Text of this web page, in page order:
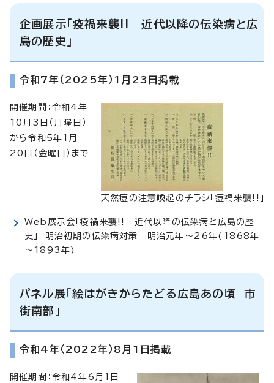
企画展示「疫禍来襲!! 近代以降の伝染病と広
島の歴史」
令和7年（2025年）1月23日掲載
天然痘の注意喚起のチラシ「痘禍来襲!!」
開催期間：令和4年
10月3日（月曜日）
から令和5年1月
20日（金曜日）まで
Web展示会「疫禍来襲!! 近代以降の伝染病と広島の歴
史」 明治初期の伝染病対策 明治元年～26年(1868年
～1893年)
パネル展「絵はがきからたどる広島あの頃 市
街南部」
令和4年（2022年）8月1日掲載
開催期間：令和4年6月1日